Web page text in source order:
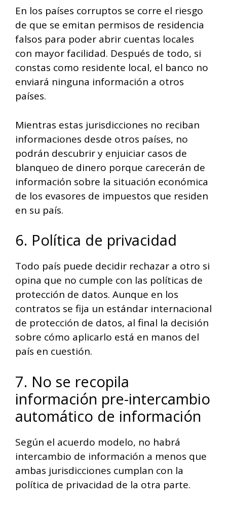
En los países corruptos se corre el riesgo
de que se emitan permisos de residencia
falsos para poder abrir cuentas locales
con mayor facilidad. Después de todo, si
constas como residente local, el banco no
enviará ninguna información a otros
países.
Mientras estas jurisdicciones no reciban
informaciones desde otros países, no
podrán descubrir y enjuiciar casos de
blanqueo de dinero porque carecerán de
información sobre la situación económica
de los evasores de impuestos que residen
en su país.
6. Política de privacidad
Todo país puede decidir rechazar a otro si
opina que no cumple con las políticas de
protección de datos. Aunque en los
contratos se fija un estándar internacional
de protección de datos, al final la decisión
sobre cómo aplicarlo está en manos del
país en cuestión.
7. No se recopila
información pre-intercambio
automático de información
Según el acuerdo modelo, no habrá
intercambio de información a menos que
ambas jurisdicciones cumplan con la
política de privacidad de la otra parte.